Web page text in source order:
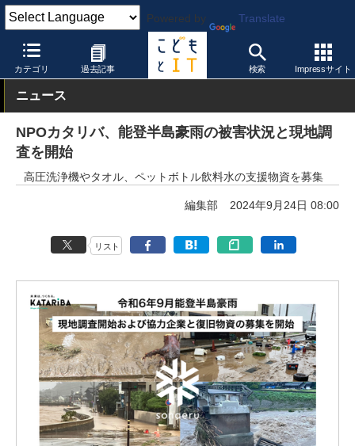
Powered by Translate
カテゴリ 過去記事 検索 Impressサイト
こどもとIT 製品・サービス
ニュース
NPOカタリバ、能登半島豪雨の被害状況と現地調
査を開始
高圧洗浄機やタオル、ペットボトル飲料水の支援物資を募集
編集部 2024年9月24日 08:00
リスト